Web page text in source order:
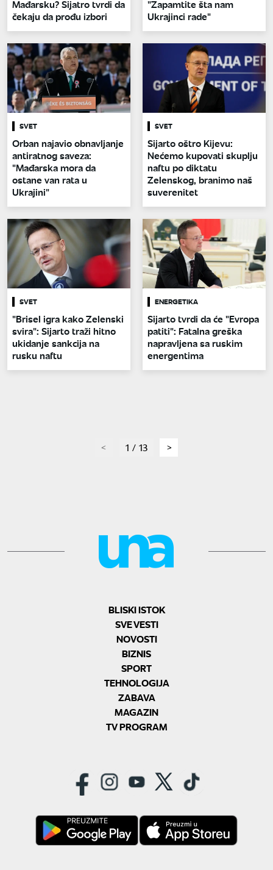
Mađarsku? Sijatro tvrdi da
čekaju da prođu izbori
"Zapamtite šta nam
Ukrajinci rade"
SVET
Orban najavio obnavljanje
antiratnog saveza:
"Mađarska mora da
ostane van rata u
Ukrajini"
SVET
Sijarto oštro Kijevu:
Nećemo kupovati skuplju
naftu po diktatu
Zelenskog, branimo naš
suverenitet
SVET
"Brisel igra kako Zelenski
svira": Sijarto traži hitno
ukidanje sankcija na
rusku naftu
ENERGETIKA
Sijarto tvrdi da će "Evropa
patiti": Fatalna greška
napravljena sa ruskim
energentima
page1 / 13 page
BLISKI ISTOK
SVE VESTI
NOVOSTI
BIZNIS
SPORT
TEHNOLOGIJA
ZABAVA
MAGAZIN
TV PROGRAM